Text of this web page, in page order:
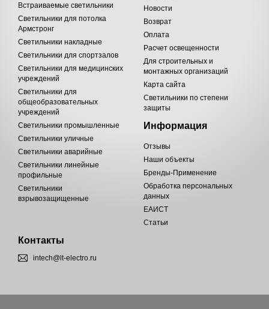
Встраиваемые светильники
Светильники для потолка
Армстронг
Светильники накладные
Светильники для спортзалов
Светильники для медицинских
учреждений
Светильники для
общеобразовательных
учреждений
Светильники промышленные
Светильники уличные
Светильники аварийные
Светильники линейные
профильные
Светильники
взрывозащищенные
Новости
Возврат
Оплата
Расчет освещенности
Для строительных и
монтажных организаций
Карта сайта
Светильники по степени
защиты
Информация
Отзывы
Наши объекты
Бренды-Применение
Обработка персональных
данных
ЕАИСТ
Статьи
Контакты
intech@lt-electro.ru